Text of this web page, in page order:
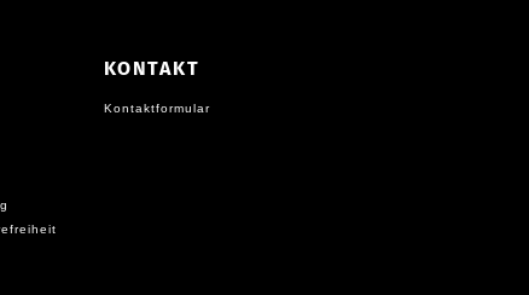
KONTAKT
Kontaktformular